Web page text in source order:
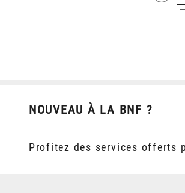
NOUVEAU À LA BNF ?
Profitez des services offerts